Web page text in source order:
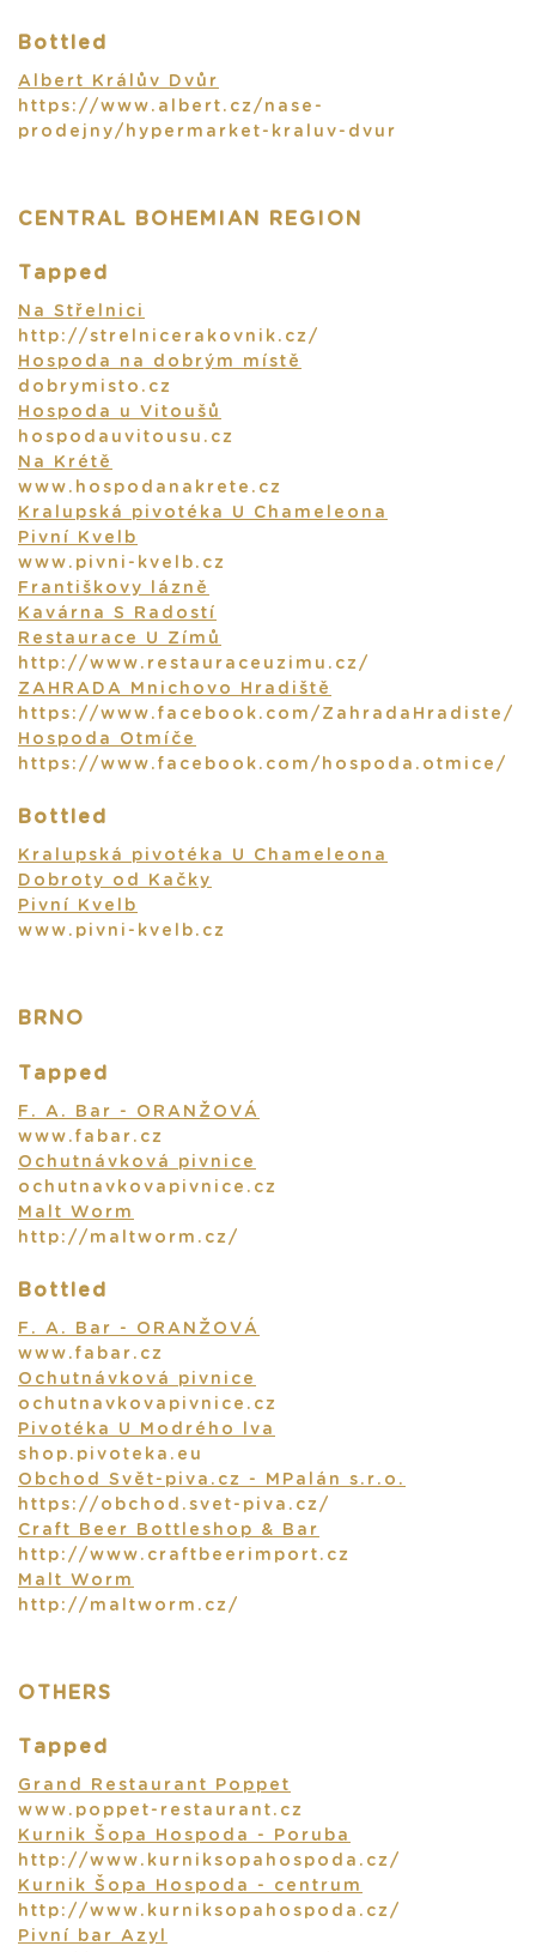
Bottled
Albert Králův Dvůr
https://www.albert.cz/nase-
prodejny/hypermarket-kraluv-dvur
CENTRAL BOHEMIAN REGION
Tapped
Na Střelnici
http://strelnicerakovnik.cz/
Hospoda na dobrým místě
dobrymisto.cz
Hospoda u Vitoušů
hospodauvitousu.cz
Na Krétě
www.hospodanakrete.cz
Kralupská pivotéka U Chameleona
Pivní Kvelb
www.pivni-kvelb.cz
Františkovy lázně
Kavárna S Radostí
Restaurace U Zímů
http://www.restauraceuzimu.cz/
ZAHRADA Mnichovo Hradiště
https://www.facebook.com/ZahradaHradiste/
Hospoda Otmíče
https://www.facebook.com/hospoda.otmice/
Bottled
Kralupská pivotéka U Chameleona
Dobroty od Kačky
Pivní Kvelb
www.pivni-kvelb.cz
BRNO
Tapped
F. A. Bar - ORANŽOVÁ
www.fabar.cz
Ochutnávková pivnice
ochutnavkovapivnice.cz
Malt Worm
http://maltworm.cz/
Bottled
F. A. Bar - ORANŽOVÁ
www.fabar.cz
Ochutnávková pivnice
ochutnavkovapivnice.cz
Pivotéka U Modrého lva
shop.pivoteka.eu
Obchod Svět-piva.cz - MPalán s.r.o.
https://obchod.svet-piva.cz/
Craft Beer Bottleshop & Bar
http://www.craftbeerimport.cz
Malt Worm
http://maltworm.cz/
OTHERS
Tapped
Grand Restaurant Poppet
www.poppet-restaurant.cz
Kurnik Šopa Hospoda - Poruba
http://www.kurniksopahospoda.cz/
Kurnik Šopa Hospoda - centrum
http://www.kurniksopahospoda.cz/
Pivní bar Azyl